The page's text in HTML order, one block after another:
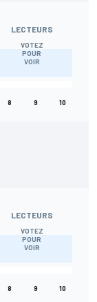
LECTEURS
VOTEZ
POUR
VOIR
8 9 10
LECTEURS
VOTEZ
POUR
VOIR
8 9 10